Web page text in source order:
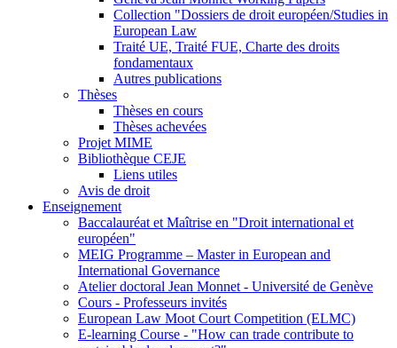
Collection "Dossiers de droit européen/Studies in
European Law
Traité UE, Traité FUE, Charte des droits
fondamentaux
Autres publications
Thèses
Thèses en cours
Thèses achevées
Projet MIME
Bibliothèque CEJE
Liens utiles
Avis de droit
Enseignement
Baccalauréat et Maîtrise en "Droit international et
européen"
MEIG Programme – Master in European and
International Governance
Atelier doctoral Jean Monnet - Université de Genève
Cours - Professeurs invités
European Law Moot Court Competition (ELMC)
E-learning Course - "How can trade contribute to